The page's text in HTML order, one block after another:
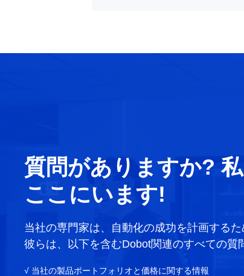
質問がありますか?
ここにいます!
当社の専門家は、自動化の成功を計画するた
彼らは、以下を含むDobot関連のすべての質
√ 当社の製品ポートフォリオと価格に関する情報